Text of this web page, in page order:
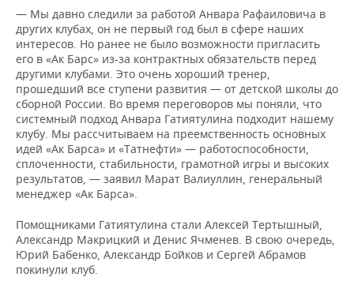
ОТКРЫТАЯ ЛЕКЦИЯ
БАСКЕТБОЛ
ВОЛЕЙБОЛ
КИБЕРСПОРТ
ФИГУРНОЕ КАТАНИЕ
ВОДНЫЕ ВИДЫ СПОРТА
ХОККЕЙ С МЯЧОМ
ИНФРАСТРУКТУРА
ИСТОРИЯ
КУЛЬТУРА
МЕДИЦИНА
ОБРАЗОВАНИЕ
ПРОИСШЕСТВИЯ
СПРАВОЧНИК
СПИСОК ПЕРСОН
СПИСОК КОМПАНИЙ
ПОЛНАЯ ВЕРСИЯ
— Мы давно следили за работой Анвара Рафаиловича в
других клубах, он не первый год был в сфере наших
интересов. Но ранее не было возможности пригласить
его в «Ак Барс» из-за контрактных обязательств перед
другими клубами. Это очень хороший тренер,
прошедший все ступени развития — от детской школы до
сборной России. Во время переговоров мы поняли, что
системный подход Анвара Гатиятулина подходит нашему
клубу. Мы рассчитываем на преемственность основных
идей «Ак Барса» и «Татнефти» — работоспособности,
сплоченности, стабильности, грамотной игры и высоких
результатов, — заявил Марат Валиуллин, генеральный
менеджер «Ак Барса».
Помощниками Гатиятулина стали Алексей Тертышный,
Александр Макрицкий и Денис Ячменев. В свою очередь,
Юрий Бабенко, Александр Бойков и Сергей Абрамов
покинули клуб.